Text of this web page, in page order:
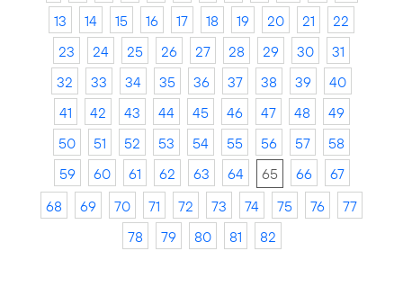
13
14 15 16 17 18 19 20 21
22
23
24 25 26 27 28 29 30
31
32
33 34 35 36 37 38 39
40
41
42 43 44 45 46 47 48
49
50
51 52 53 54 55 56 57
58
59
60 61 62 63 64 65 66
67
68
69 70 71 72 73 74 75 76
77
78
79 80 81 82